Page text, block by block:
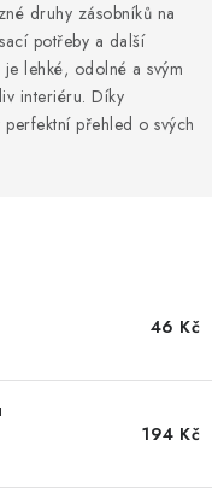
druhy zásobníků na
potřeby a další
lehké, odolné a svým
interiéru. Díky
přehled o svých
46 Kč
194 Kč